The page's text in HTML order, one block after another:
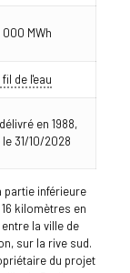
MWh
fil de l'eau
en 1988,
31/10/2028
partie inférieure
kilomètres en
la ville de
sur la rive sud.
du projet